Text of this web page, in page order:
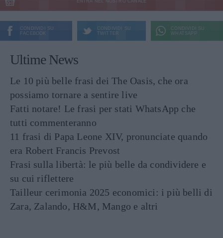
ENTRA NEL NOSTRO CANALE
CONDIVIDI SU
FACEBOOK
CONDIVIDI SU
TWITTER
CONDIVIDI SU
WHATSAPP
Ultime News
Le 10 più belle frasi dei The Oasis, che ora
possiamo tornare a sentire live
Fatti notare! Le frasi per stati WhatsApp che
tutti commenteranno
11 frasi di Papa Leone XIV, pronunciate quando
era Robert Francis Prevost
Frasi sulla libertà: le più belle da condividere e
su cui riflettere
Tailleur cerimonia 2025 economici: i più belli di
Zara, Zalando, H&M, Mango e altri